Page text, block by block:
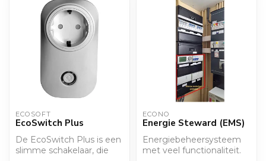
ECOSOFT
EcoSwitch Plus
De EcoSwitch Plus is een
slimme schakelaar, die
ECONO
Energie Steward (EMS)
Energiebeheersysteem
met veel functionaliteit.